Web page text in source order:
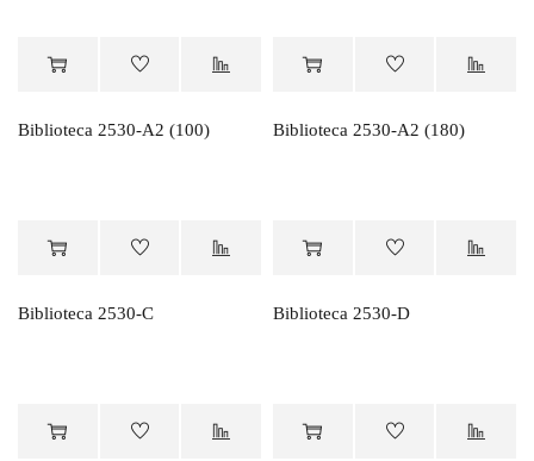
Biblioteca 2530-A2 (100)
Orçamento Biblioteca 2530-A2 (180)
Orçamento
Biblioteca 2530-C
Orçamento Biblioteca 2530-D
Orçamento